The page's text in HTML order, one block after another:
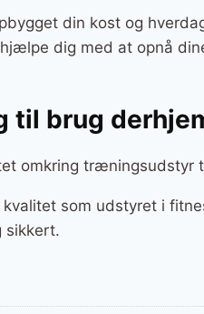
din kost og
dig med at opnå
til brug
omkring træningsudstyr
som udstyret i
sikkert.